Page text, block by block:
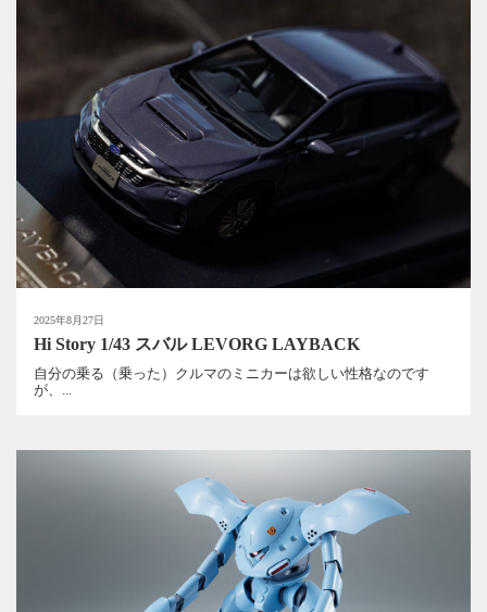
2025年8月27日
Hi Story 1/43 スバル LEVORG LAYBACK
自分の乗る（乗った）クルマのミニカーは欲しい性格なのです
が、...